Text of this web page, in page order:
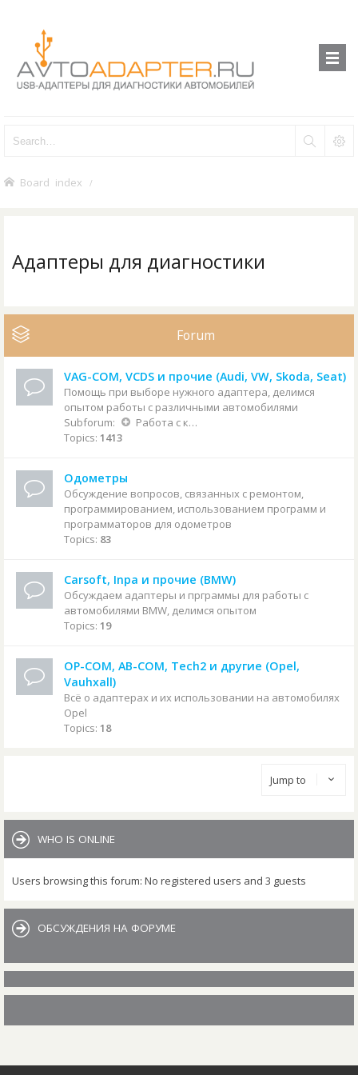
Board index
Адаптеры для диагностики
Forum
VAG-COM, VCDS и прочие (Audi, VW, Skoda, Seat)
Помощь при выборе нужного адаптера, делимся
опытом работы с различными автомобилями
Subforum:
Работа с конкретными автомобилями
Topics: 1413
Одометры
Обсуждение вопросов, связанных с ремонтом,
программированием, использованием программ и
программаторов для одометров
Topics: 83
Carsoft, Inpa и прочие (BMW)
Обсуждаем адаптеры и прграммы для работы с
автомобилями BMW, делимся опытом
Topics: 19
OP-COM, AB-COM, Tech2 и другие (Opel,
Vauhxall)
Всё о адаптерах и их использовании на автомобилях
Opel
Topics: 18
Jump to
WHO IS ONLINE
Users browsing this forum: No registered users and 3 guests
ОБСУЖДЕНИЯ НА ФОРУМЕ